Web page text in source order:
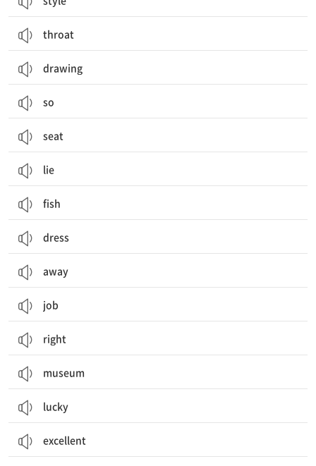
throat
drawing
so
seat
lie
fish
dress
away
job
right
museum
lucky
excellent